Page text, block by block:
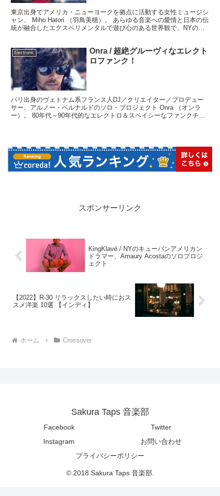
東京出身でアメリカ・ニューヨークを拠点に活動する女性ミュージシ
ャン、 Miho Hatori （羽鳥美穂）。 あらゆる音楽への愛情と日本の伝
統が融合したエクスペリメンタルで遊び心のある世界観で、NYの音
Electronic
Onra / 超絶グルーヴィなエレクト
ロファンク！
パリ出身のヴェトナム系フランス人DJ／クリエイター／プロデュー
サー、アルノー・ベルナルドのソロ・プロジェクト Onra （オンラ
ー）。 80年代～90年代的なエレクトロ＆スペイシーなファンクチュ
スポンサーリンク
KingKlavé / NYのキューバンアメリカン
ドラマー、Amaury Acostaのソロプロジ
ェクト
【2022】R-30 リラックスしたい時におス
スメ洋楽 10選 【インディ】
ホーム Crossover
Sakura Taps 音楽部
Facebook
Twitter
Instagram
お問い合わせ
プライバシーポリシー
© 2018 Sakura Taps 音楽部.